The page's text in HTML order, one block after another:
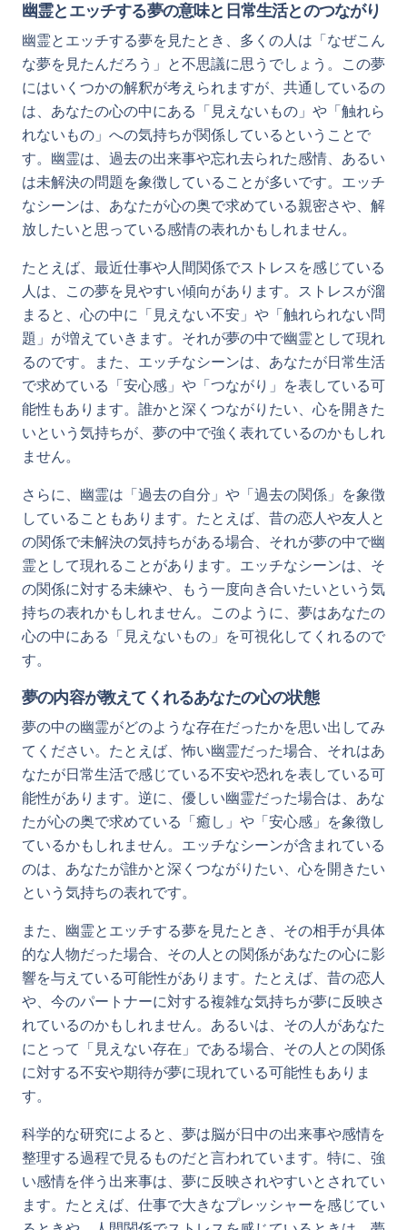
幽霊とエッチする夢の意味と日常生活とのつながり
幽霊とエッチする夢を見たとき、多くの人は「なぜこん
な夢を見たんだろう」と不思議に思うでしょう。この夢
にはいくつかの解釈が考えられますが、共通しているの
は、あなたの心の中にある「見えないもの」や「触れら
れないもの」への気持ちが関係しているということで
す。幽霊は、過去の出来事や忘れ去られた感情、あるい
は未解決の問題を象徴していることが多いです。エッチ
なシーンは、あなたが心の奥で求めている親密さや、解
放したいと思っている感情の表れかもしれません。
たとえば、最近仕事や人間関係でストレスを感じている
人は、この夢を見やすい傾向があります。ストレスが溜
まると、心の中に「見えない不安」や「触れられない問
題」が増えていきます。それが夢の中で幽霊として現れ
るのです。また、エッチなシーンは、あなたが日常生活
で求めている「安心感」や「つながり」を表している可
能性もあります。誰かと深くつながりたい、心を開きた
いという気持ちが、夢の中で強く表れているのかもしれ
ません。
さらに、幽霊は「過去の自分」や「過去の関係」を象徴
していることもあります。たとえば、昔の恋人や友人と
の関係で未解決の気持ちがある場合、それが夢の中で幽
霊として現れることがあります。エッチなシーンは、そ
の関係に対する未練や、もう一度向き合いたいという気
持ちの表れかもしれません。このように、夢はあなたの
心の中にある「見えないもの」を可視化してくれるので
す。
夢の内容が教えてくれるあなたの心の状態
夢の中の幽霊がどのような存在だったかを思い出してみ
てください。たとえば、怖い幽霊だった場合、それはあ
なたが日常生活で感じている不安や恐れを表している可
能性があります。逆に、優しい幽霊だった場合は、あな
たが心の奥で求めている「癒し」や「安心感」を象徴し
ているかもしれません。エッチなシーンが含まれている
のは、あなたが誰かと深くつながりたい、心を開きたい
という気持ちの表れです。
また、幽霊とエッチする夢を見たとき、その相手が具体
的な人物だった場合、その人との関係があなたの心に影
響を与えている可能性があります。たとえば、昔の恋人
や、今のパートナーに対する複雑な気持ちが夢に反映さ
れているのかもしれません。あるいは、その人があなた
にとって「見えない存在」である場合、その人との関係
に対する不安や期待が夢に現れている可能性もありま
す。
科学的な研究によると、夢は脳が日中の出来事や感情を
整理する過程で見るものだと言われています。特に、強
い感情を伴う出来事は、夢に反映されやすいとされてい
ます。たとえば、仕事で大きなプレッシャーを感じてい